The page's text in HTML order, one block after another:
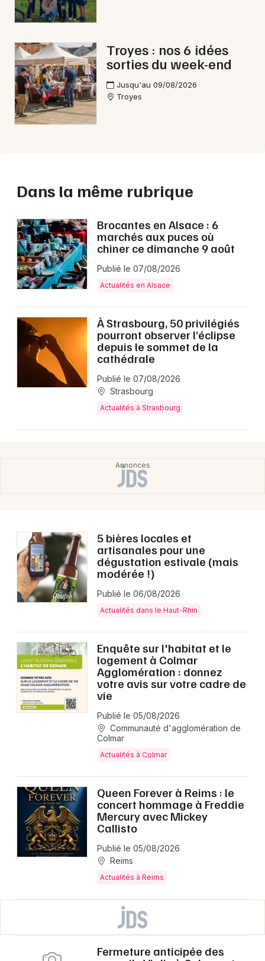
Troyes : nos 6 idées
sorties du week-end
Jusqu'au 09/08/2026
Troyes
Dans la même rubrique
Brocantes en Alsace : 6
marchés aux puces où
chiner ce dimanche 9 août
Publié le 07/08/2026
Actualités en Alsace
À Strasbourg, 50 privilégiés
pourront observer l’éclipse
depuis le sommet de la
cathédrale
Publié le 07/08/2026
Strasbourg
Actualités à Strasbourg
5 bières locales et
artisanales pour une
dégustation estivale (mais
modérée !)
Publié le 06/08/2026
Actualités dans le Haut-Rhin
Enquête sur l'habitat et le
logement à Colmar
Agglomération : donnez
votre avis sur votre cadre de
vie
Publié le 05/08/2026
Communauté d'agglomération de
Colmar
Actualités à Colmar
Queen Forever à Reims : le
concert hommage à Freddie
Mercury avec Mickey
Callisto
Publié le 05/08/2026
Reims
Actualités à Reims
Fermeture anticipée des